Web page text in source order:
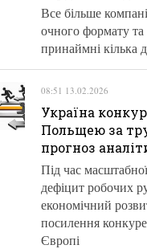
Все більше
очного формату та
принаймні кілька
08:51 13.02.2026
Україна
Польщею за
прогноз
Під час
дефіцит робочих
економічний
посилення
Європі